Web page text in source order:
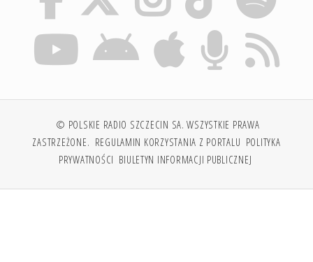
© POLSKIE RADIO SZCZECIN SA. WSZYSTKIE PRAWA
ZASTRZEŻONE. REGULAMIN KORZYSTANIA Z PORTALU POLITYKA
PRYWATNOŚCI BIULETYN INFORMACJI PUBLICZNEJ